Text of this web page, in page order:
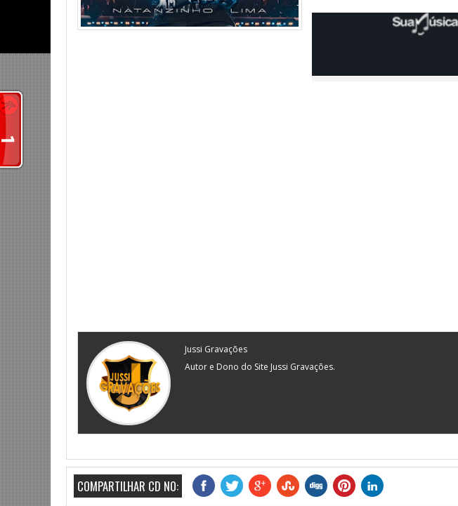
Jussi Gravações
Autor e Dono do Site Jussi Gravações.
COMPARTILHAR CD NO: